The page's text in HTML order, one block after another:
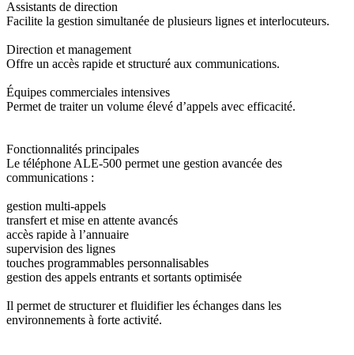
Assistants de direction
Facilite la gestion simultanée de plusieurs lignes et interlocuteurs.
Direction et management
Offre un accès rapide et structuré aux communications.
Équipes commerciales intensives
Permet de traiter un volume élevé d’appels avec efficacité.
Fonctionnalités principales
Le téléphone ALE-500 permet une gestion avancée des
communications :
gestion multi-appels
transfert et mise en attente avancés
accès rapide à l’annuaire
supervision des lignes
touches programmables personnalisables
gestion des appels entrants et sortants optimisée
Il permet de structurer et fluidifier les échanges dans les
environnements à forte activité.